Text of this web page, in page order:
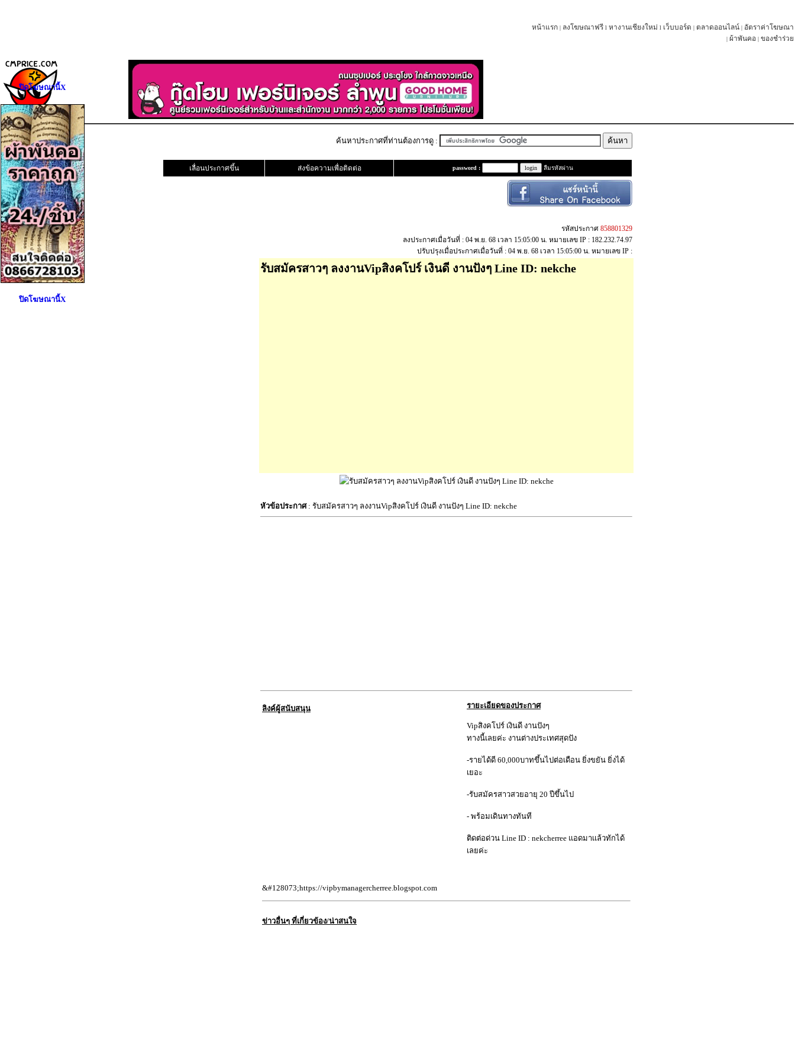
หน้าแรก | ลงโฆษณาฟรี l หางานเชียงใหม่ l เว็บบอร์ด | ตลาดออนไลน์ | อัตราค่าโฆษณา
| ผ้าพันคอ | ของชำร่วย
ค้นหาประกาศที่ท่านต้องการดู :
เลื่อนประกาศขึ้น ส่งข้อความเพื่อติดต่อ password : ลืมรหัสผ่าน
รหัสประกาศ 858801329
ลงประกาศเมื่อวันที่ : 04 พ.ย. 68 เวลา 15:05:00 น. หมายเลข IP : 182.232.74.97
ปรับปรุงเมื่อประกาศเมื่อวันที่ : 04 พ.ย. 68 เวลา 15:05:00 น. หมายเลข IP :
รับสมัครสาวๆ ลงงานVipสิงคโปร์ เงินดี งานปังๆ Line ID: nekche
หัวข้อประกาศ: รับสมัครสาวๆ ลงงานVipสิงคโปร์ เงินดี งานปังๆ Line ID: nekche
ลิงค์ผู้สนับสนุน รายะเอียดของประกาศ
Vipสิงคโปร์ เงินดี งานปังๆ
ทางนี้เลยค่ะ งานต่างประเทศสุดปัง
-รายได้ดี 60,000บาทขึ้นไปต่อเดือน ยิ่งขยัน ยิ่งได้
เยอะ
-รับสมัครสาวสวยอายุ 20 ปีขึ้นไป
- พร้อมเดินทางทันที
ติดต่อด่วน Line ID : nekcherree แอดมาเเล้วทักได้
เลยค่ะ
&#128073;https://vipbymanagercherree.blogspot.com
ข่าวอื่นๆ ที่เกี่ยวข้อง/น่าสนใจ
ปิดโฆษณานี้X
ปิดโฆษณานี้X